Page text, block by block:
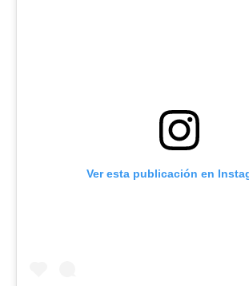
Ver esta publicación en